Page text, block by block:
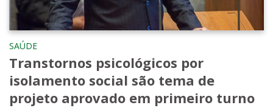
SAÚDE
Transtornos psicológicos por
isolamento social são tema de
projeto aprovado em primeiro turno